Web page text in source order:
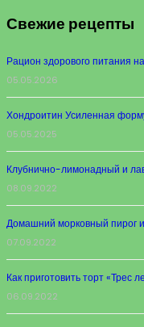
Свежие рецепты
Рацион здорового питания
05.05.2026
Хондроитин Усиленная
05.05.2025
Клубнично-лимонадный и
08.09.2022
Домашний морковный пирог и
07.09.2022
Как приготовить торт «Трес
06.09.2022